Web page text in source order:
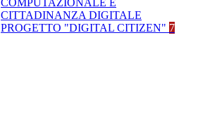
COMPUTAZIONALE E
CITTADINANZA DIGITALE
PROGETTO "DIGITAL CITIZEN" 7